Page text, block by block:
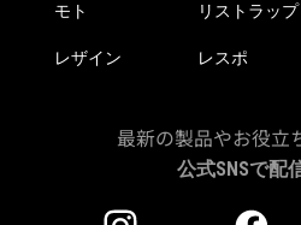
モト リストラップ
レザイン レスポ
最新の製品やお役立
公式SNSで配